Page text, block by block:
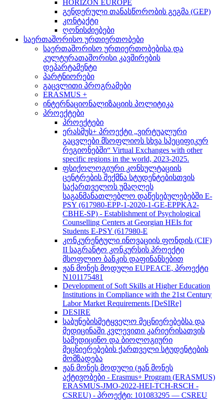
HORIZON EUROPE
გენდერული თანასწორობის გეგმა (GEP)
კონტაქტი
ღონისძიებები
საერთაშორისო ურთიერთობები
საერთაშორისო ურთიერთობებისა და
კულტურათაშორისი კავშირების
დეპარტამენტი
პარტნიორები
გაცვლითი პროგრამები
ERASMUS +
ინტერნაციონალიზაციის პოლიტიკა
პროექტები
პროექტები
ერასმუს+ პროექტი „ვირტუალური
გაცვლები მსოფლიოს სხვა სპეციფიკურ
რეგიონებში“ Virtual Exchanges with other
specific regions in the world, 2023-2025.
ფსიქოლოგიური კონსულტაციის
ცენტრების შექმნა სტუდენტებისთვის
საქართველოს უმაღლეს
საგანმანათლებლო დაწესებულებებში E-
PSY (617980-EPP-1-2020-1-GE-EPPKA2-
CBHE-SP) - Establishment of Psychological
Counselling Centers at Georgian HEIs for
Students E-PSY (617980-E
კონკურენტული ინოვაციის ფონდის (CIF)
II საგრანტო კონკურსის პროექტი
მსოფლიო ბანკის დაფინანსებით
ჟან მონეს მოდული EUPEACE, პროექტი
N101175481
Development of Soft Skills at Higher Education
Institutions in Compliance with the 21st Century
Labor Market Requirements [DeSIRe]
DESIRE
საბუნებისმეტყველო მეცნიერებებსა და
მედიცინაში კვლევითი კარიერისათვის
სამედიცინო და ბიოლოგიური
მეცნიერებების ქართველი სტუდენტების
მომზადება
ჟან მონეს მოდული (ჟან მონეს
აქტივობები - Erasmus+ Program (ERASMUS)
ERASMUS-JMO-2022-HEI-TCH-RSCH -
CSREU) - პროექტი: 101083295 — CSREU